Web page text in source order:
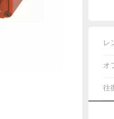
レ
オ
往